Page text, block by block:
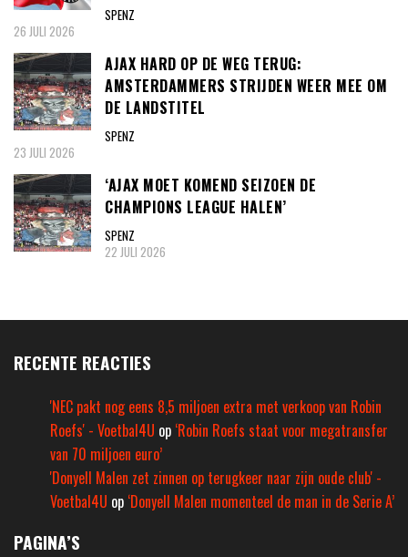
SPENZ
26 JULI 2026
AJAX HARD OP DE WEG TERUG:
AMSTERDAMMERS STRIJDEN WEER MEE OM
DE LANDSTITEL
SPENZ
23 JULI 2026
‘AJAX MOET KOMEND SEIZOEN DE
CHAMPIONS LEAGUE HALEN’
SPENZ
22 JULI 2026
RECENTE REACTIES
'NEC pakt nog eens 8,5 miljoen extra met verkoop van Robin
Roefs' - Voetbal4U op ‘Robin Roefs staat voor megatransfer
van 70 miljoen euro’
'Donyell Malen zet zinnen op terugkeer naar zijn oude club' -
Voetbal4U op ‘Donyell Malen momenteel de man in de Serie A’
PAGINA’S